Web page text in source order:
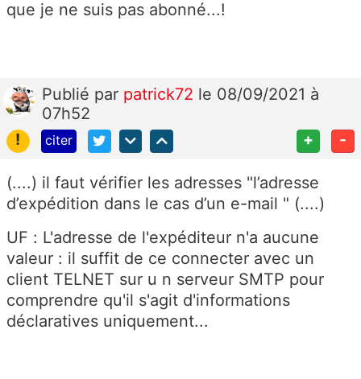
que je ne suis pas abonné...!
Publié par patrick72 le 08/09/2021 à
07h52
!
citer + -
(....) il faut vérifier les adresses "l’adresse
d’expédition dans le cas d’un e-mail " (....)
UF : L'adresse de l'expéditeur n'a aucune
valeur : il suffit de ce connecter avec un
client TELNET sur u n serveur SMTP pour
comprendre qu'il s'agit d'informations
déclaratives uniquement...